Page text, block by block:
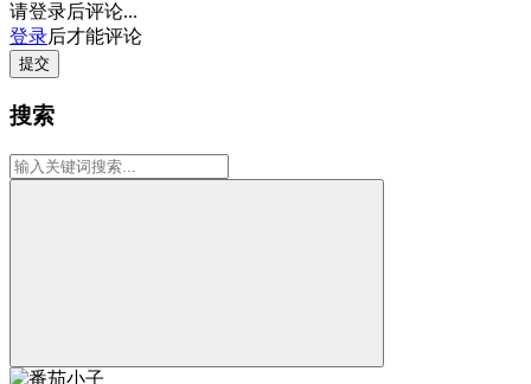
请登录后评论...
登录后才能评论
提交
搜索